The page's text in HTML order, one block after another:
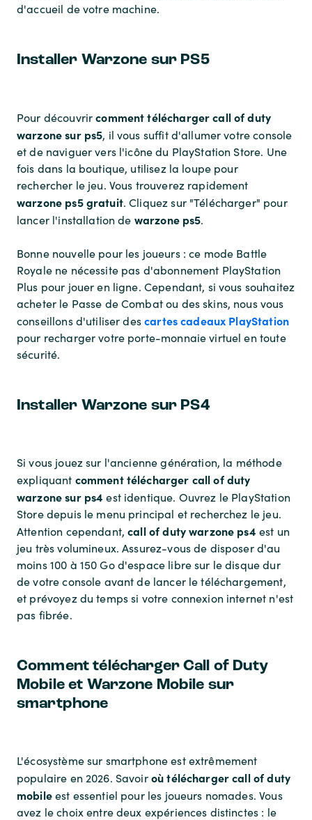
d'accueil de votre machine.
Installer Warzone sur PS5
Pour découvrircomment télécharger call of duty
warzone sur ps5, il vous suffit d'allumer votre console
et de naviguer vers l'icône du PlayStation Store. Une
fois dans la boutique, utilisez la loupe pour
rechercher le jeu. Vous trouverez rapidement
warzone ps5 gratuit. Cliquez sur "Télécharger" pour
lancer l'installation de warzone ps5.
Bonne nouvelle pour les joueurs : ce mode Battle
Royale ne nécessite pas d'abonnement PlayStation
Plus pour jouer en ligne. Cependant, si vous souhaitez
acheter le Passe de Combat ou des skins, nous vous
conseillons d'utiliser descartes cadeaux PlayStation
pour recharger votre porte-monnaie virtuel en toute
sécurité.
Installer Warzone sur PS4
Si vous jouez sur l'ancienne génération, la méthode
expliquant comment télécharger call of duty
warzone sur ps4 est identique. Ouvrez le PlayStation
Store depuis le menu principal et recherchez le jeu.
Attention cependant,call of duty warzone ps4 est un
jeu très volumineux. Assurez-vous de disposer d'au
moins 100 à 150 Go d'espace libre sur le disque dur
de votre console avant de lancer le téléchargement,
et prévoyez du temps si votre connexion internet n'est
pas fibrée.
Comment télécharger Call of Duty
Mobile et Warzone Mobile sur
smartphone
L'écosystème sur smartphone est extrêmement
populaire en 2026. Savoiroù télécharger call of duty
mobileest essentiel pour les joueurs nomades. Vous
avez le choix entre deux expériences distinctes : le